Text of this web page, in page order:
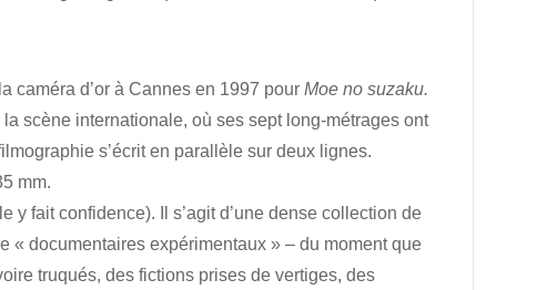
caméra d’or à Cannes en 1997 pour Moe no suzaku.
scène internationale, où ses sept long-métrages ont
s’écrit en parallèle sur deux lignes.
mm.
fait confidence). Il s’agit d’une dense collection de
« documentaires expérimentaux » – du moment que
truqués, des fictions prises de vertiges, des